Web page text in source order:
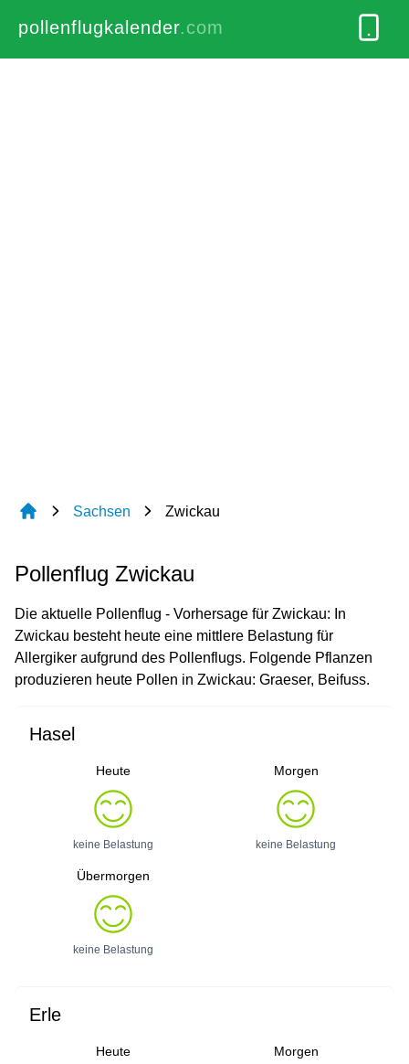
pollenflugkalender.com
Sachsen Zwickau
Pollenflug Zwickau
Die aktuelle Pollenflug - Vorhersage für Zwickau: In
Zwickau besteht heute eine mittlere Belastung für
Allergiker aufgrund des Pollenflugs. Folgende Pflanzen
produzieren heute Pollen in Zwickau: Graeser, Beifuss.
Hasel
Heute
keine Belastung
Morgen
keine Belastung
Übermorgen
keine Belastung
Erle
Heute Morgen